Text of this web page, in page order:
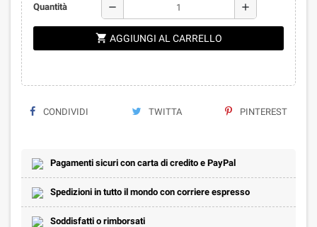
Quantità remove add
shopping_cart AGGIUNGI AL CARRELLO
CONDIVIDI TWITTA PINTEREST
Pagamenti sicuri con carta di credito e PayPal
Spedizioni in tutto il mondo con corriere espresso
Soddisfatti o rimborsati